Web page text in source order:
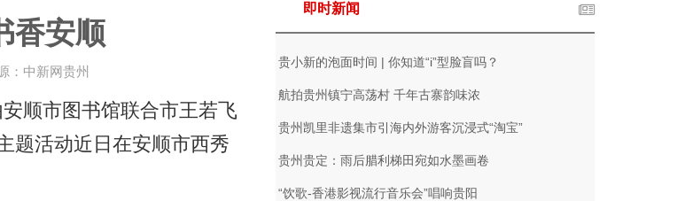
香安顺
：中新网贵州
顺市图书馆联合市王若飞
题活动近日在安顺市西秀
即时新闻
贵小新的泡面时间 | 你知道“i”型脸盲吗？
航拍贵州镇宁高荡村 千年古寨韵味浓
贵州凯里非遗集市引海内外游客沉浸式“淘宝”
贵州贵定：雨后腊利梯田宛如水墨画卷
“饮歌-香港影视流行音乐会”唱响贵阳